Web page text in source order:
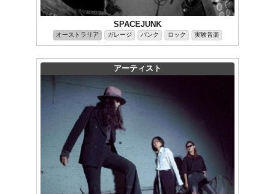
SPACEJUNK
オーストラリア ガレージ パンク ロック 実験音楽
アーティスト